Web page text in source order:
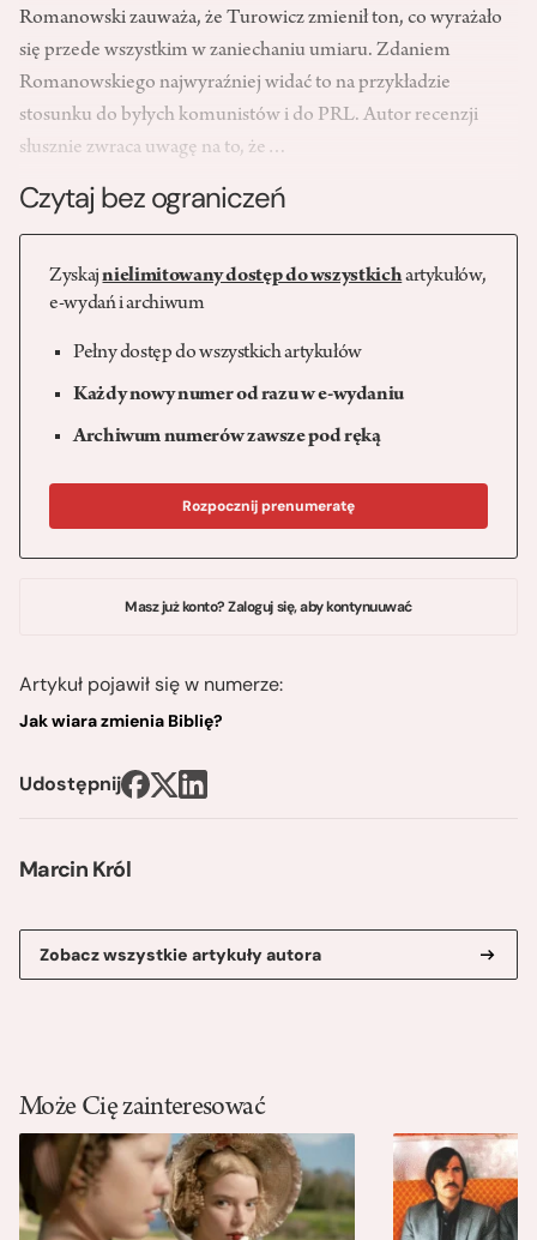
Marcin Król
Zobacz wszystkie artykuły autora
Romanowski zauważa, że Turowicz zmienił ton, co wyrażało
się przede wszystkim w zaniechaniu umiaru. Zdaniem
Romanowskiego najwyraźniej widać to na przykładzie
stosunku do byłych komunistów i do PRL. Autor recenzji
słusznie zwraca uwagę na to, że…
Czytaj bez ograniczeń
Zyskajnielimitowany dostęp do wszystkichartykułów,
e-wydań i archiwum
Pełny dostęp do wszystkich artykułów
Każdy nowy numer od razu w e-wydaniu
Archiwum numerów zawsze pod ręką
Rozpocznij prenumeratę
Masz już konto? Zaloguj się, aby kontynuuwać
Artykuł pojawił się w numerze:
Jak wiara zmienia Biblię?
Udostępnij
Może Cię zainteresować